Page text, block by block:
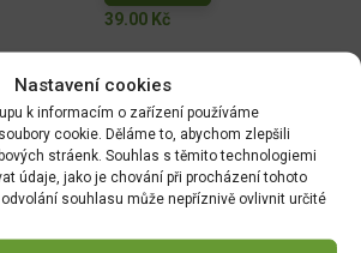
Nastavení cookies
k informacím o zařízení používáme
cookie. Děláme to, abychom zlepšili
stráenk. Souhlas s těmito technologiemi
údaje, jako je chování při procházení tohoto
souhlasu může nepříznivě ovlivnit určité
39.00 Kč
tm.
MILLY ROUND 14,6cm sv.
šedý
DO KOŠÍKU
49.00Kč